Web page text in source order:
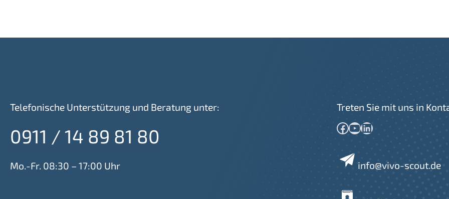
Telefonische Unterstützung und Beratung unter:
0911 / 14 89 81 80
Mo.-Fr. 08:30 – 17:00 Uhr
Treten Sie mit uns in
Facebook YouTube LinkedIn
info@vivo-scout.de